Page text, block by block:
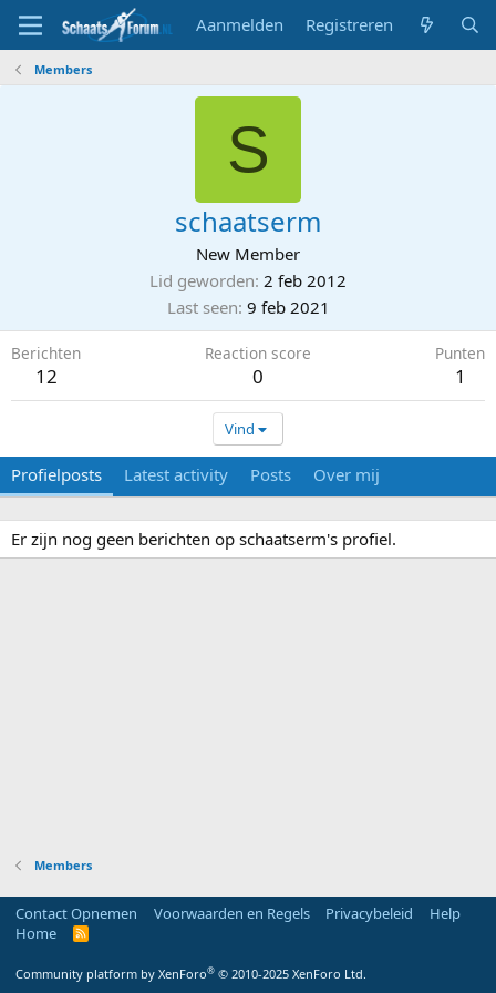
Aanmelden Registreren
Members
S
schaatserm
New Member
Lid geworden 2 feb 2012
Last seen 9 feb 2021
Berichten
12
Reaction score
0
Punten
1
Vind
Profielposts Latest activity Posts Over mij
Er zijn nog geen berichten op schaatserm's profiel.
Members
Contact Opnemen Voorwaarden en Regels Privacybeleid
Help
Home
R
Community platform by XenForo® © 2010-2025 XenForo Ltd.